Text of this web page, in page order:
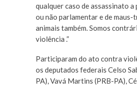
qualquer caso de assassinato
ou não parlamentar e de maus-
animais também. Somos
violência .” ​
Participaram do ato contra
os deputados federais Celso
PA), Vavá Martins (PRB-PA),